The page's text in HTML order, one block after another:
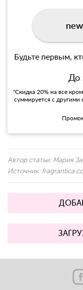
Будьте первым,
До
"Скидка 20% на все
суммируется с
Автор статьи: Мария
Источник: